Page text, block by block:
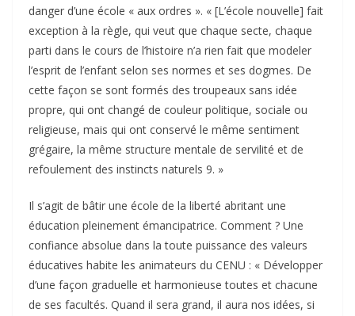
danger d’une école « aux ordres ». « [L’école nouvelle] fait
exception à la règle, qui veut que chaque secte, chaque
parti dans le cours de l’histoire n’a rien fait que modeler
l’esprit de l’enfant selon ses normes et ses dogmes. De
cette façon se sont formés des troupeaux sans idée
propre, qui ont changé de couleur politique, sociale ou
religieuse, mais qui ont conservé le même sentiment
grégaire, la même structure mentale de servilité et de
refoulement des instincts naturels 9. »
Il s’agit de bâtir une école de la liberté abritant une
éducation pleinement émancipatrice. Comment ? Une
confiance absolue dans la toute puissance des valeurs
éducatives habite les animateurs du CENU : « Développer
d’une façon graduelle et harmonieuse toutes et chacune
de ses facultés. Quand il sera grand, il aura nos idées, si